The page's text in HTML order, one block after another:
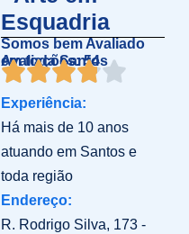
Esquadria
Somos bem Avaliado
em toda Santos
Avaliações: 54
Experiência:
Há mais de 10 anos
atuando em Santos e
toda região
Endereço:
R. Rodrigo Silva, 173 -